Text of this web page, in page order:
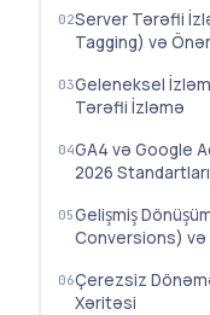
Server Tərəfli
Tagging) və
Geleneksel
Tərəfli İzləmə
GA4 və Google
2026 Standartları
Gelişmiş
Conversions)
Çerezsiz
Xəritəsi